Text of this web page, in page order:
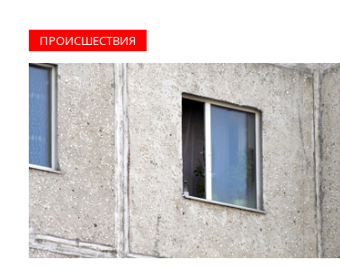
ПРОИCШЕСТВИЯ